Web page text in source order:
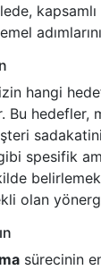
hangi
Bu hedefler,
spesifik
olan
sürecinin